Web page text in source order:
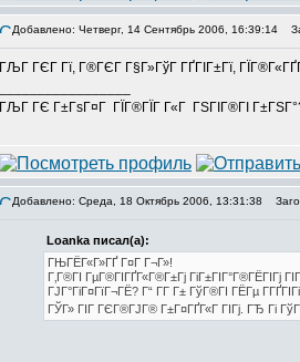
Добавлено: Четверг, 14 Сентябрь 2006, 16:39:14
ГЉГ ГЄГ Гї, Г®ГЄГ Г§Г»ГўГ ГҐГІГ±Гї,
ГЉГ ГЄ Г±ГѕГ¤Г ГЇГ®ГЇГ Г«Г ГЅГІГ®ГІ
Добавлено: Среда, 18 Октябрь 2006, 13:31:38
Loanka писал(а):
ГЊГЁГ«Г»ГҐ Г¤Г Г¬Г»!
Г‚Г®ГІ ГµГ®ГІГҐГ«Г®Г±Гј
ГЈГ°ГіГ¤ГїГ¬ГЁ? Г“ Г­Г Г± ГўГ®ГІ ГЁГµ
ГЎГ» ГІГ ГЄГ®ГЈГ® Г±Г¤ГҐГ«Г ГІГј. ГЂ Гі